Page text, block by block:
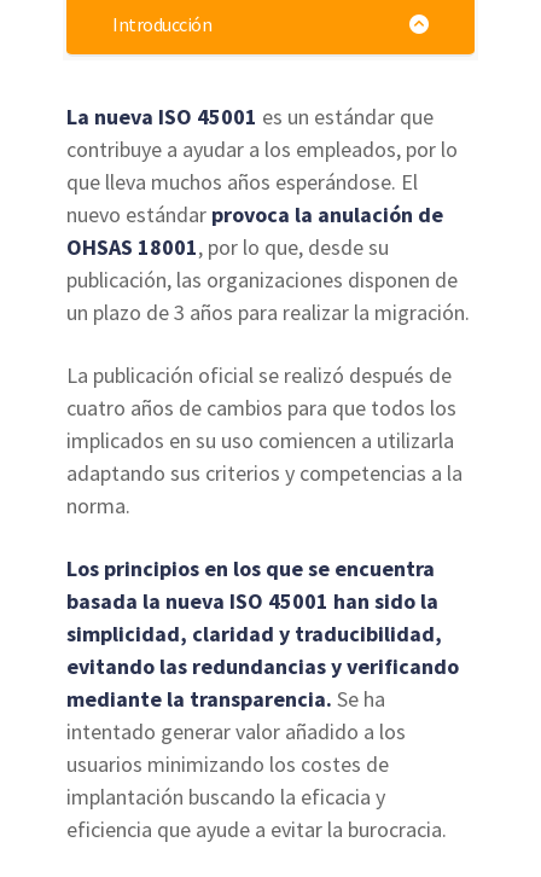
Introducción
La nueva ISO 45001 es un estándar que
contribuye a ayudar a los empleados, por lo
que lleva muchos años esperándose. El
nuevo estándar provoca la anulación de
OHSAS 18001, por lo que, desde su
publicación, las organizaciones disponen de
un plazo de 3 años para realizar la migración.
La publicación oficial se realizó después de
cuatro años de cambios para que todos los
implicados en su uso comiencen a utilizarla
adaptando sus criterios y competencias a la
norma.
Los principios en los que se encuentra
basada la nueva ISO 45001 han sido la
simplicidad, claridad y traducibilidad,
evitando las redundancias y verificando
mediante la transparencia. Se ha
intentado generar valor añadido a los
usuarios minimizando los costes de
implantación buscando la eficacia y
eficiencia que ayude a evitar la burocracia.